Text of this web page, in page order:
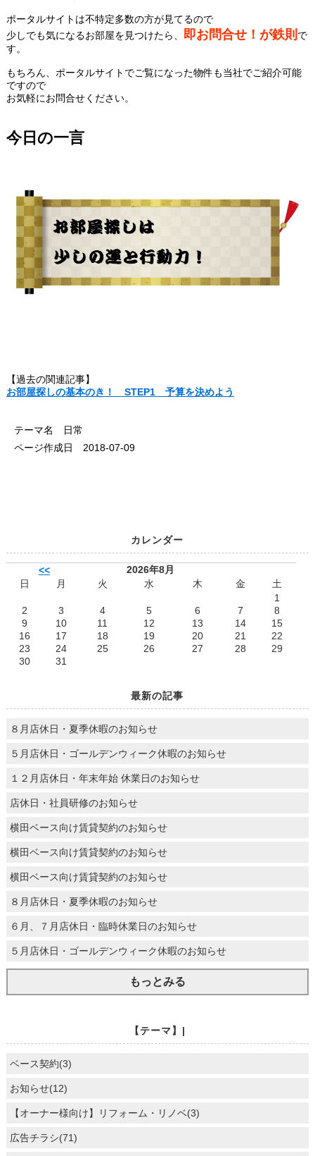
ポータルサイトは不特定多数の方が見てるので
少しでも気になるお部屋を見つけたら、 即お問合せ！が鉄則 で
す。
もちろん、ポータルサイトでご覧になった物件も当社でご紹介可能
ですので
お気軽にお問合せください。
今日の一言
【過去の関連記事】
お部屋探しの基本のき！ STEP1 予算を決めよう
テーマ名 日常
ページ作成日 2018-07-09
カレンダー
<<
2026年8月
日
月 火 水 木 金
土
1
2
3 4 5 6 7
8
9
10 11 12 13 14
15
16
17 18 19 20 21
22
23
24 25 26 27 28
29
30
31
最新の記事
８月店休日・夏季休暇のお知らせ
５月店休日・ゴールデンウィーク休暇のお知らせ
１２月店休日・年末年始 休業日のお知らせ
店休日・社員研修のお知らせ
横田ベース向け賃貸契約のお知らせ
横田ベース向け賃貸契約のお知らせ
横田ベース向け賃貸契約のお知らせ
８月店休日・夏季休暇のお知らせ
６月、７月店休日・臨時休業日のお知らせ
５月店休日・ゴールデンウィーク休暇のお知らせ
もっとみる
【テーマ】|
ベース契約(3)
お知らせ(12)
【オーナー様向け】リフォーム・リノベ(3)
広告チラシ(71)